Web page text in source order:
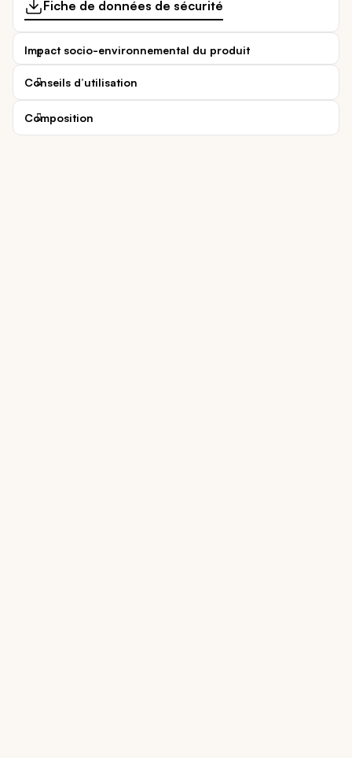
Fiche de données de sécurité
Impact socio-environnemental du produit
Conseils d’utilisation
Composition